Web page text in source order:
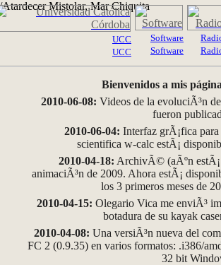
UCC
UCC
Software
Software
Bienvenidos a mis
2010-06-08: Videos de la evoluciÃ³n
fueron
2010-06-04: Interfaz grÃ¡fica
scientifica w-calc estÃ¡
2010-04-18: ArchivÃ© (aÃºn
animaciÃ³n de 2009. Ahora estÃ¡
los 3 primeros meses de
2010-04-15: Olegario Vica me enviÃ³
botadura de su kayak
2010-04-08: Una versiÃ³n nueva del
FC 2 (0.9.35) en varios formatos: .i386/
32 bit